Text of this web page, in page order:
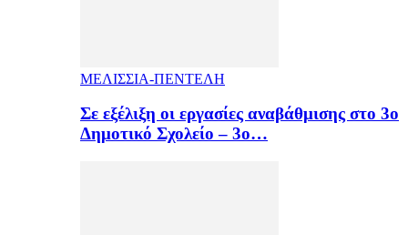
ΜΕΛΙΣΣΙΑ-ΠΕΝΤΕΛΗ
Σε εξέλιξη οι εργασίες αναβάθμισης στο 3ο
Δημοτικό Σχολείο – 3ο…